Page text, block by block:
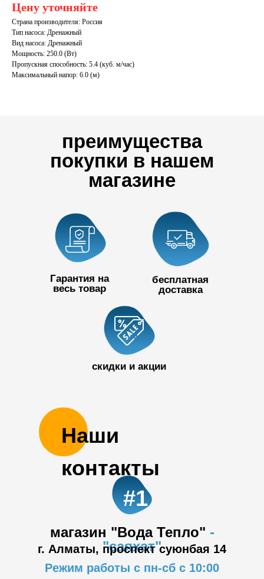
Цену уточняйте
Страна производителя: Россия
Тип насоса: Дренажный
Вид насоса: Дренажный
Мощность: 250.0 (Вт)
Пропускная способность: 5.4 (куб. м/час)
Максимальный напор: 6.0 (м)
преимущества
покупки в нашем
магазине
Гарантия на
весь товар
бесплатная
доставка
скидки и акции
Наши
контакты
магазин "Вода Тепло" -
"саяхат"
#1
г. Алматы, проспект суюнбая 14
Режим работы с пн-сб с 10:00
+7 727 390
50 32